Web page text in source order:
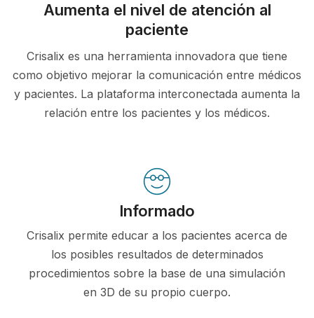
Aumenta el nivel de atención al
paciente
Crisalix es una herramienta innovadora que tiene
como objetivo mejorar la comunicación entre médicos
y pacientes. La plataforma interconectada aumenta la
relación entre los pacientes y los médicos.
Informado
Crisalix permite educar a los pacientes acerca de
los posibles resultados de determinados
procedimientos sobre la base de una simulación
en 3D de su propio cuerpo.